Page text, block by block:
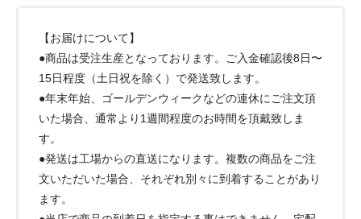
【お届けについて】
●商品は受注生産となっております。ご入金確認後8日〜
15日程度（土日祝を除く）で発送致します。
●年末年始、ゴールデンウィークなどの連休にご注文頂
いた場合、通常より1週間程度のお時間を頂戴致しま
す。
●発送は工場からの直送になります。複数の商品をご注
文いただいた場合、それぞれ別々に到着することがあり
ます。